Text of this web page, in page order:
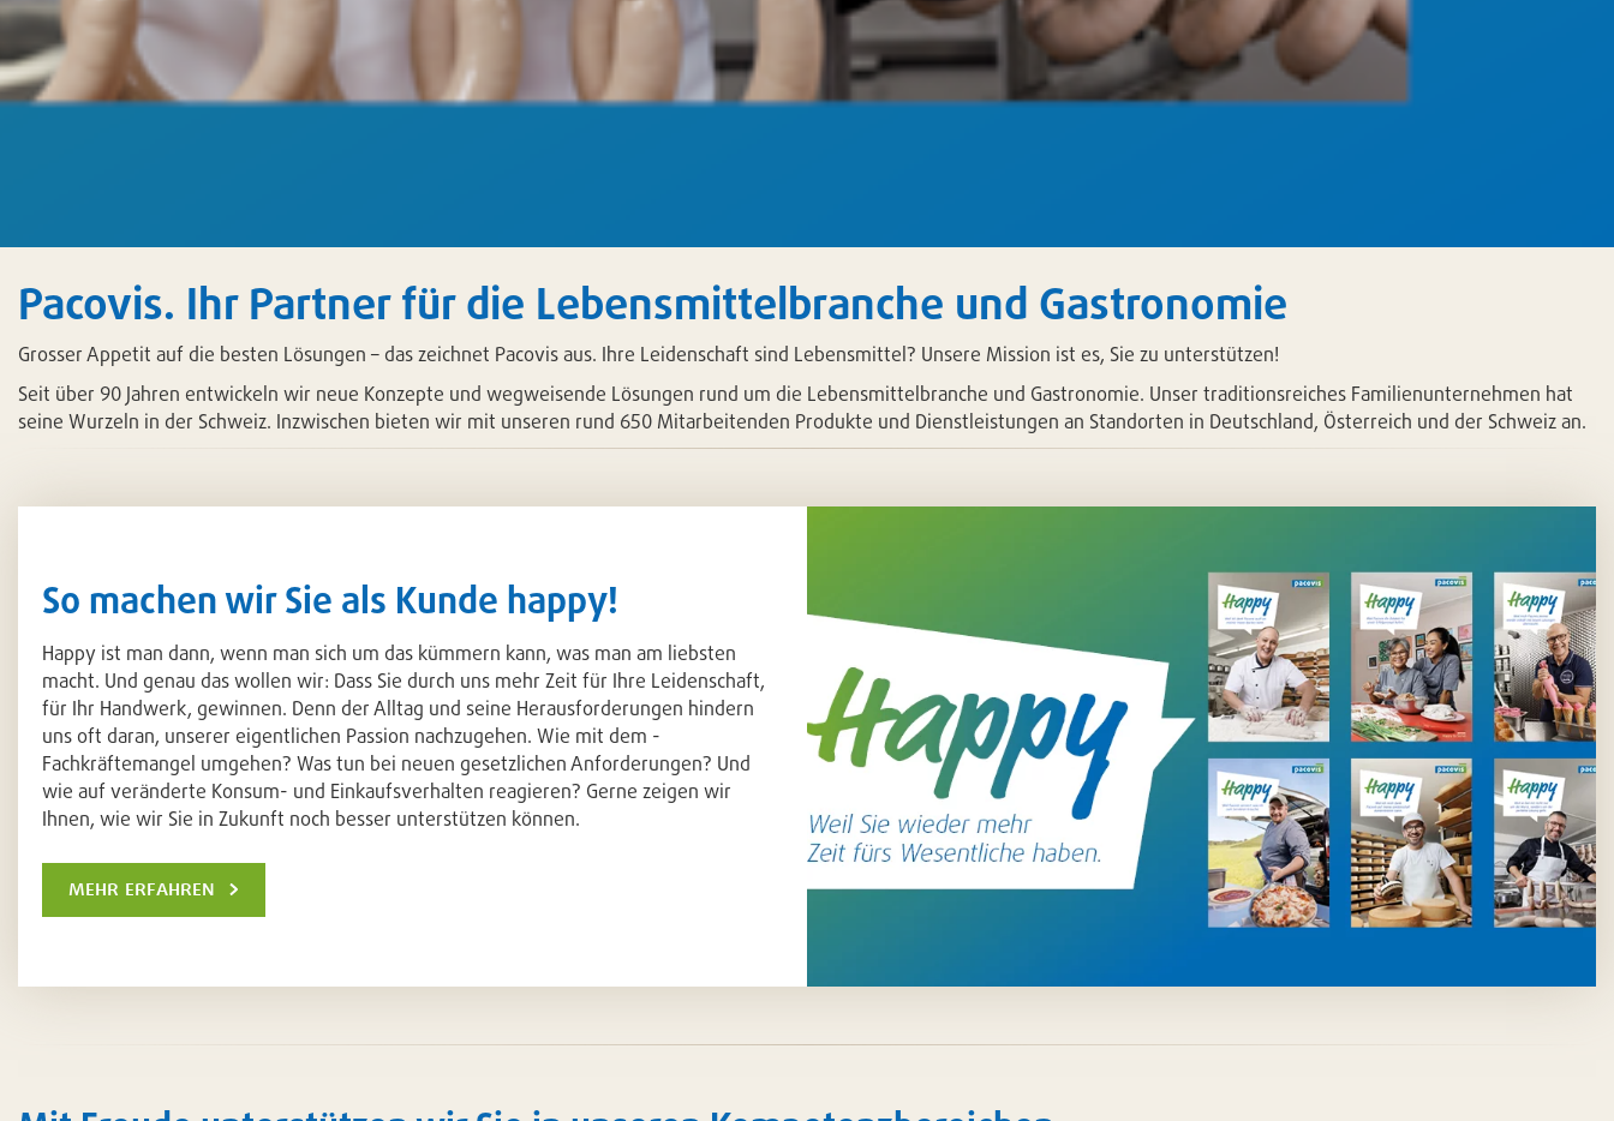
Pacovis. Ihr Partner für die Lebensmittelbranche und Gastronomie
Grosser Appetit auf die besten Lösungen – das zeichnet Pacovis aus. Ihre Leidenschaft sind Lebensmittel? Unsere Mission ist es, Sie zu unterstützen!
Seit über 90 Jahren entwickeln wir neue Konzepte und wegweisende Lösungen rund um die Lebensmittelbranche und Gastronomie. Unser traditionsreiches Familienunternehmen hat
seine Wurzeln in der Schweiz. Inzwischen bieten wir mit unseren rund 650 Mitarbeitenden Produkte und Dienstleistungen an Standorten in Deutschland, Österreich und der Schweiz an.
So machen wir Sie als Kunde happy!
Happy ist man dann, wenn man sich um das kümmern kann, was man am liebsten
macht. Und genau das wollen wir: Dass Sie durch uns mehr Zeit für Ihre Leidenschaft,
für Ihr Handwerk, gewinnen. Denn der Alltag und seine Herausforderungen hindern
uns oft daran, unserer eigentlichen Passion nachzugehen. Wie mit dem ­
Fachkräftemangel umgehen? Was tun bei neuen gesetzlichen Anforderungen? Und
wie auf veränderte Konsum- und Einkaufsverhalten reagieren? Gerne zeigen wir
Ihnen, wie wir Sie in Zukunft noch besser unterstützen können.
mehr erfahren